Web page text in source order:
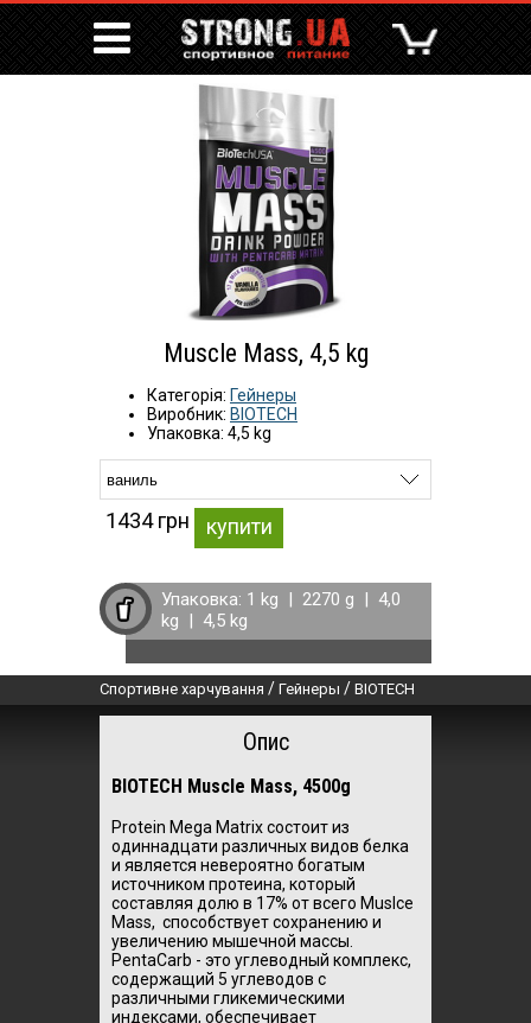
Muscle Mass, 4,5 kg
Категорія: Гейнеры
Виробник: BIOTECH
Упаковка: 4,5 kg
1434 грн купити
Упаковка: 1 kg | 2270 g | 4,0
kg | 4,5 kg
Спортивне харчування / Гейнеры / BIOTECH
Опис
BIOTECH Muscle Mass, 4500g
Protein Mega Matrix состоит из
одиннадцати различных видов белка
и является невероятно богатым
источником протеина, который
составляя долю в 17% от всего Muslce
Mass, способствует сохранению и
увеличению мышечной массы.
PentaCarb - это углеводный комплекс,
содержащий 5 углеводов с
различными гликемическими
индексами, обеспечивает